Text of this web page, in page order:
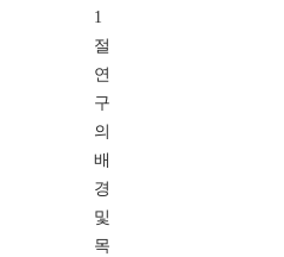
1
절
연
구
의
배
경
및
목